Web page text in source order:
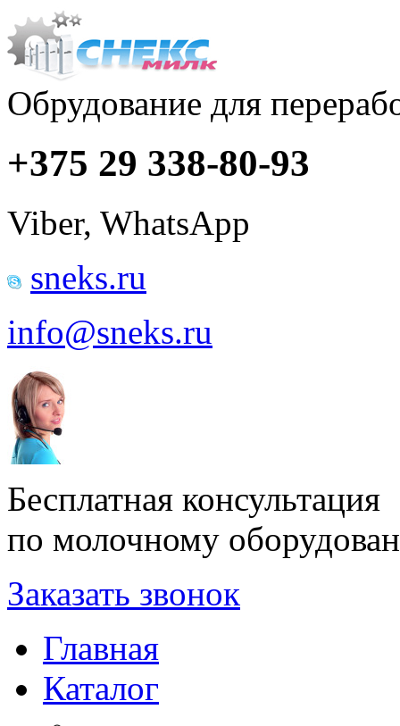
Обрудование для
+375 29 338-80-93
Viber, WhatsApp
sneks.ru
info@sneks.ru
Бесплатная консультация
по молочному
Заказать звонок
Главная
Каталог